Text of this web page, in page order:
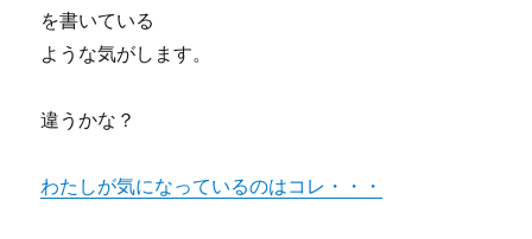
を書いている
ような気がします。
違うかな？
わたしが気になっているのはコレ・・・